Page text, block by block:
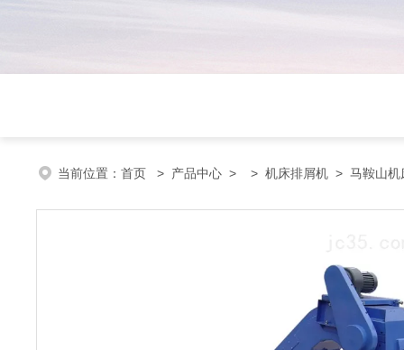
当前位置： 首页 > 产品中心 > > 机床排屑机 > 马鞍山机